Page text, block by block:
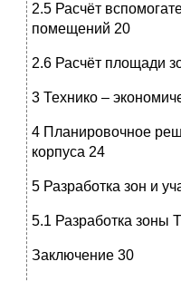
2.5 Расчёт
помещений 20
2.6 Расчёт площади
3 Технико –
4 Планировочное
корпуса 24
5 Разработка зон и
5.1 Разработка зоны
Заключение 30